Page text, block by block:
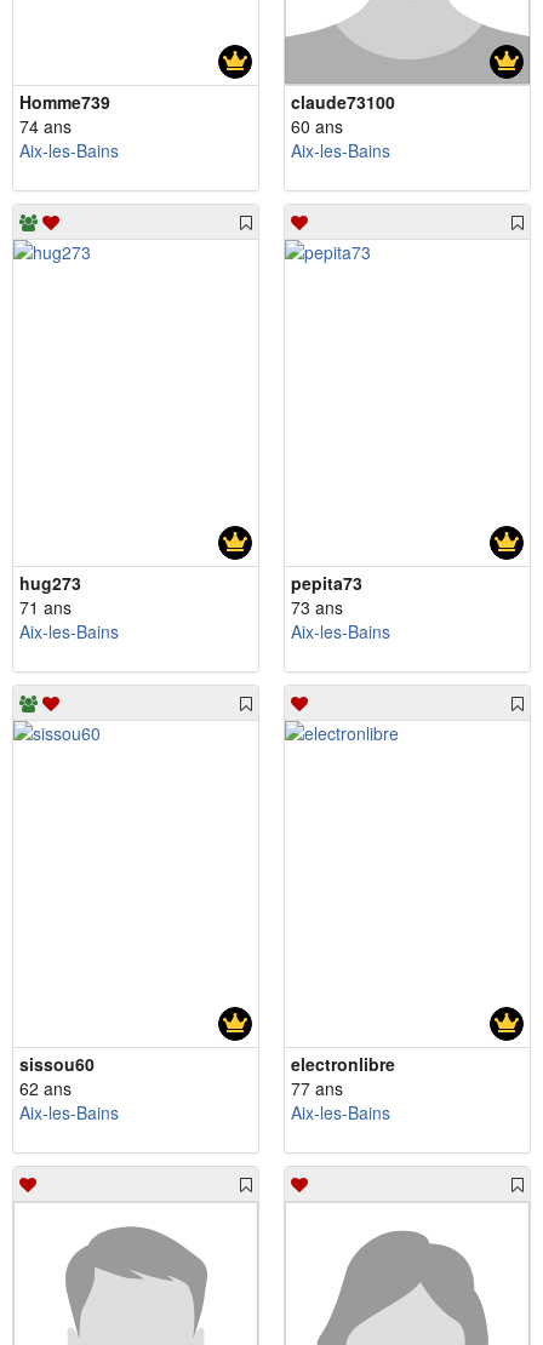
Homme739
74 ans
Aix-les-Bains
claude73100
60 ans
Aix-les-Bains
hug273
71 ans
Aix-les-Bains
pepita73
73 ans
Aix-les-Bains
sissou60
62 ans
Aix-les-Bains
electronlibre
77 ans
Aix-les-Bains